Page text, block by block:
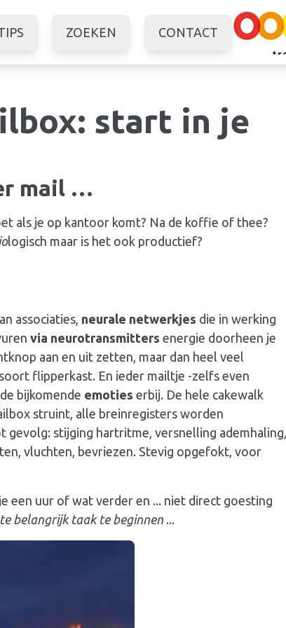
ZOEKEN CONTACT
start in je
mail …
als je op kantoor komt? Na de koffie of thee?
logisch maar is het ook productief?
associaties, neurale netwerkjes die in werking
via neurotransmitters energie doorheen je
aan en uit zetten, maar dan heel veel
flipperkast. En ieder mailtje -zelfs even
bijkomende emoties erbij. De hele cakewalk
struint, alle breinregisters worden
stijging hartritme, versnelling ademhaling,
vluchten, bevriezen. Stevig opgefokt, voor
een uur of wat verder en ... niet direct goesting
belangrijk taak te beginnen ...